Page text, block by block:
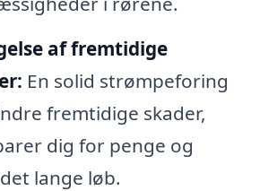
af fremtidige
En solid strømpeforing
fremtidige skader,
dig for penge og
lange løb.